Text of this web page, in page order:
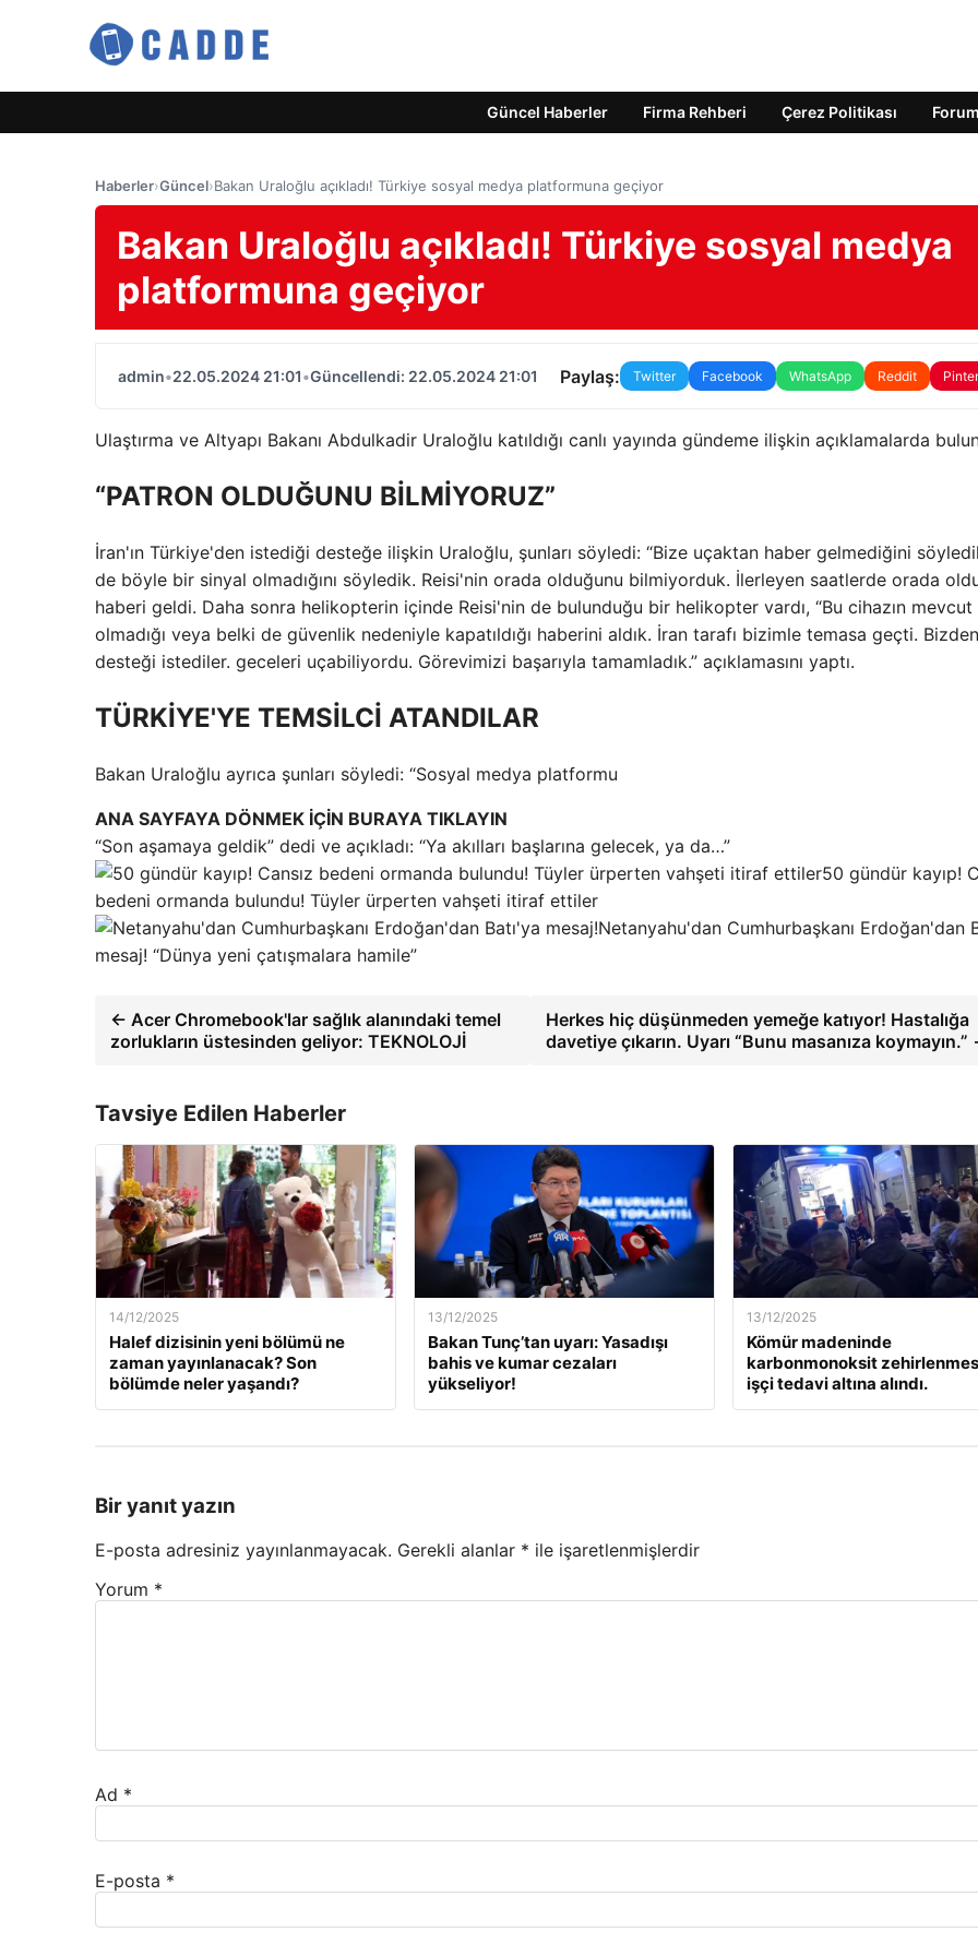
Güncel Haberler Firma Rehberi Çerez Politikası Forum
Haberler›Güncel›Bakan Uraloğlu açıkladı! Türkiye sosyal medya platformuna geçiyor
Bakan Uraloğlu açıkladı! Türkiye sosyal medya
platformuna geçiyor
admin•22.05.2024 21:01•Güncellendi: 22.05.2024 21:01 Paylaş: Twitter Facebook WhatsApp Reddit
Ulaştırma ve Altyapı Bakanı Abdulkadir Uraloğlu katıldığı canlı yayında gündeme ilişkin açıklamalarda
“PATRON OLDUĞUNU BİLMİYORUZ”
İran'ın Türkiye'den istediği desteğe ilişkin Uraloğlu, şunları söyledi: “Bize uçaktan haber gelmediğini
de böyle bir sinyal olmadığını söyledik. Reisi'nin orada olduğunu bilmiyorduk. İlerleyen saatlerde orada
haberi geldi. Daha sonra helikopterin içinde Reisi'nin de bulunduğu bir helikopter vardı, “Bu cihazın mevcut
olmadığı veya belki de güvenlik nedeniyle kapatıldığı haberini aldık. İran tarafı bizimle temasa geçti.
desteği istediler. geceleri uçabiliyordu. Görevimizi başarıyla tamamladık.” açıklamasını yaptı.
TÜRKİYE'YE TEMSİLCİ ATANDILAR
Bakan Uraloğlu ayrıca şunları söyledi: “Sosyal medya platformu
ANA SAYFAYA DÖNMEK İÇİN BURAYA TIKLAYIN
“Son aşamaya geldik” dedi ve açıkladı: “Ya akılları başlarına gelecek, ya da…”
50 gündür kayıp!
bedeni ormanda bulundu! Tüyler ürperten vahşeti itiraf ettiler
Netanyahu'dan Cumhurbaşkanı Erdoğan'dan
mesaj! “Dünya yeni çatışmalara hamile”
← Acer Chromebook'lar sağlık alanındaki temel
zorlukların üstesinden geliyor: TEKNOLOJİ
Herkes hiç düşünmeden yemeğe katıyor! Hastalığa
davetiye çıkarın. Uyarı “Bunu masanıza koymayın.”
Tavsiye Edilen Haberler
14/12/2025
Halef dizisinin yeni bölümü ne
zaman yayınlanacak? Son
bölümde neler yaşandı?
13/12/2025
Bakan Tunç’tan uyarı: Yasadışı
bahis ve kumar cezaları
yükseliyor!
13/12/2025
Kömür madeninde
karbonmonoksit
işçi tedavi altına alındı.
Bir yanıt yazın
E-posta adresiniz yayınlanmayacak. Gerekli alanlar * ile işaretlenmişlerdir
Yorum *
Ad *
E-posta *